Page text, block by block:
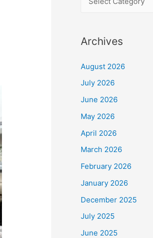
i
K
a
t
e
g
o
Archives
August 2026
July 2026
June 2026
May 2026
April 2026
March 2026
February 2026
January 2026
December 2025
July 2025
June 2025